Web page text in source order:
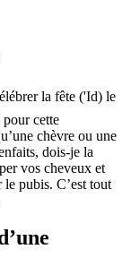
cette
chèvre ou une
dois-je la
vos cheveux et
pubis. C’est tout